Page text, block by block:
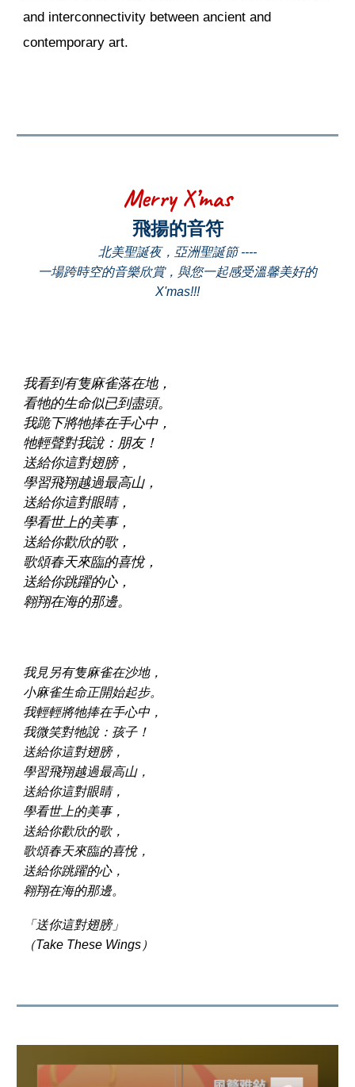
and interconnectivity between ancient and
contemporary art.
Merry X’mas
飛揚的音符
北美聖誕夜，亞洲聖誕節 ----
一場跨時空的音樂欣賞，與您一起感受溫馨美好的
X'mas!!!
我看到有隻麻雀落在地，
看牠的生命似已到盡頭。
我跪下將牠捧在手心中，
牠輕聲對我說：朋友！
送給你這對翅膀，
學習飛翔越過最高山，
送給你這對眼睛，
學看世上的美事，
送給你歡欣的歌，
歌頌春天來臨的喜悅，
送給你跳躍的心，
翱翔在海的那邊。
我見另有隻麻雀在沙地，
小麻雀生命正開始起步。
我輕輕將牠捧在手心中，
我微笑對牠說：孩子！
送給你這對翅膀，
學習飛翔越過最高山，
送給你這對眼睛，
學看世上的美事，
送給你歡欣的歌，
歌頌春天來臨的喜悅，
送給你跳躍的心，
翱翔在海的那邊。
「送你這對翅膀」
（Take These Wings）